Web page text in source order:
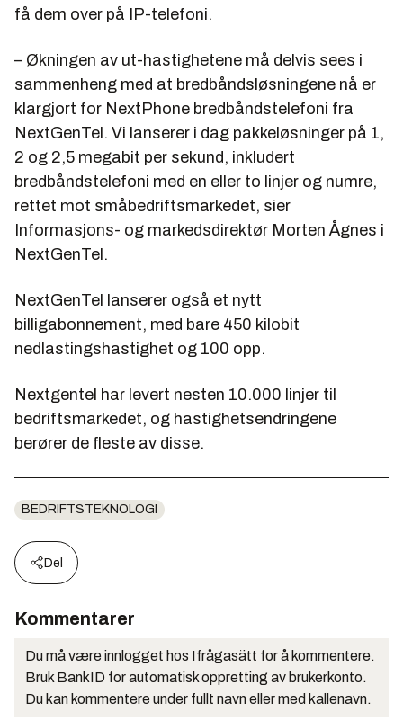
få dem over på IP-telefoni.
– Økningen av ut-hastighetene må delvis sees i
sammenheng med at bredbåndsløsningene nå er
klargjort for NextPhone bredbåndstelefoni fra
NextGenTel. Vi lanserer i dag pakkeløsninger på 1,
2 og 2,5 megabit per sekund, inkludert
bredbåndstelefoni med en eller to linjer og numre,
rettet mot småbedriftsmarkedet, sier
Informasjons- og markedsdirektør Morten Ågnes i
NextGenTel.
NextGenTel lanserer også et nytt
billigabonnement, med bare 450 kilobit
nedlastingshastighet og 100 opp.
Nextgentel har levert nesten 10.000 linjer til
bedriftsmarkedet, og hastighetsendringene
berører de fleste av disse.
BEDRIFTSTEKNOLOGI
Del
Kommentarer
Du må være innlogget hos Ifrågasätt for å kommentere.
Bruk BankID for automatisk oppretting av brukerkonto.
Du kan kommentere under fullt navn eller med kallenavn.